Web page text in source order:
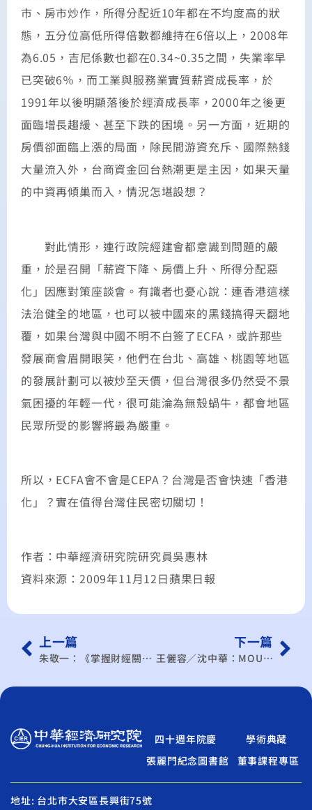
市、房市炒作，所得分配近10年都在不均度高的狀
態，五分位高低所得倍數都維持在6倍以上，2008年
為6.05，吉尼係數也都在0.34~0.35之間，失業率早
已突破6％，而工業與服務業實質薪資成長率，於
1991年以後明顯落後於經濟成長率，2000年之後更
面臨增長趨緩、甚至下跌的困境。另一方面，近期的
房價卻面臨上漲的局面，除民間游資充斥、國際熱錢
大量流入外，台商資金回台熱潮更是主因，如果天量
的中資再傾巢而入，情況怎堪設想？
對此情形，連行政院經建會都意識到問題的嚴
重，於是召開「薪資下降、房價上升、所得分配惡
化」因應對策座談會。有識者也憂心說：連香港這樣
法治健全的地區，也可以被中國來的黑錢搞得天翻地
覆，如果台灣與中國不明不白簽了ECFA，或許那些
發展商會眉開眼笑，他們在台北、高雄、桃園等地區
的發展計劃可以被炒至天價，但台灣很多仍然受不景
氣困擾的年輕一代，很可能淪為無殼蝸牛，都會地區
民眾所受的影響將最為嚴重。
所以，ECFA會不會是CEPA？台灣是否會快速「香港
化」？實在值得台灣住民密切關切！
作者：中華經濟研究院研究員吳惠林
資料來源：2009年11月12日蘋果日報
上一篇
朱敬一：《掌握財經關鍵》公投仍有未解的難題
下一篇
王儷容／沈中華：MOU到ECFA 有門票還要卡好位
四十週年院慶
學術典藏
張麗門紀念圖書館
董事課程專區
地址: 台北市大安區長興街75號